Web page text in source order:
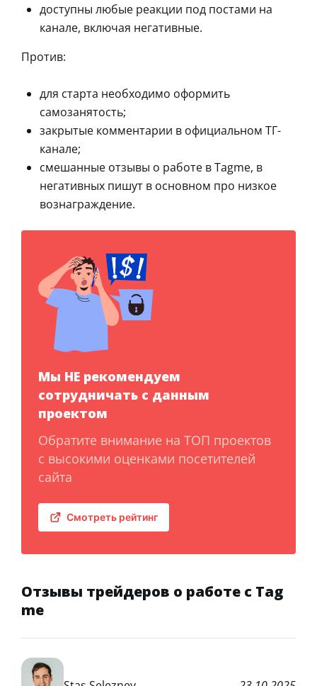
доступны любые реакции под постами на
канале, включая негативные.
Против:
для старта необходимо оформить
самозанятость;
закрытые комментарии в официальном ТГ-
канале;
смешанные отзывы о работе в Tagme, в
негативных пишут в основном про низкое
вознаграждение.
Мы НЕ рекомендуем
сотрудничать с данным
проектом
Обратите внимание на ТОП проектов
с высокими оценками посетителей
сайта
Смотреть рейтинг
Отзывы трейдеров о работе с Tag
me